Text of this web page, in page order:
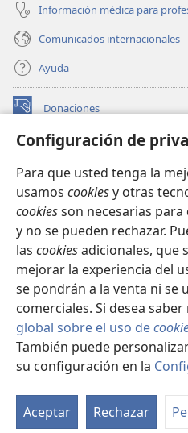
Configuración de
Para que usted tenga la
usamos cookiesy otras
cookiesson necesarias
y no se pueden rechazar.
las cookiesadicionales, que
mejorar la experiencia del
se pondrán a la venta ni se
comerciales. Si desea
global sobre el uso de
También puede
su configuración en la
Aceptar Rechazar
Información médica para
Comunicados internacionales
Ayuda
Donaciones
(abre
nueva BIBLIOTECA EN LÍNEA
una
nueva
ventana)
JW Hub
(abre
una
nueva
ventana)
JW Library
Watchtower Library
Copyright© 2026 Watch Tower Bible
CONDICIONES DE USO|
CONFIGURACIÓN